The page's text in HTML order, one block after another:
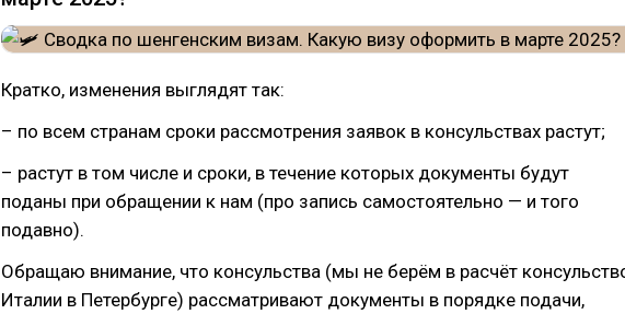
Кратко, изменения выглядят так:
– по всем странам сроки рассмотрения заявок в консульствах растут;
– растут в том числе и сроки, в течение которых документы будут
поданы при обращении к нам (про запись самостоятельно — и того
подавно).
Обращаю внимание, что консульства (мы не берём в расчёт
Италии в Петербурге) рассматривают документы в порядке подачи,